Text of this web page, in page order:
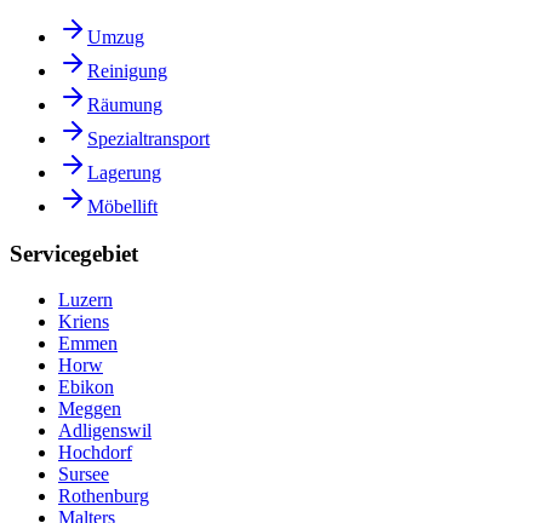
Umzug
Reinigung
Räumung
Spezialtransport
Lagerung
Möbellift
Servicegebiet
Luzern
Kriens
Emmen
Horw
Ebikon
Meggen
Adligenswil
Hochdorf
Sursee
Rothenburg
Malters